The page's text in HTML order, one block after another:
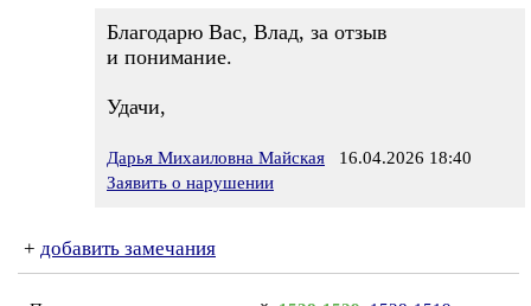
Благодарю Вас, Влад, за отзыв
и понимание.
Удачи,
Дарья Михаиловна Майская 16.04.2026 18:40
Заявить о нарушении
+ добавить замечания